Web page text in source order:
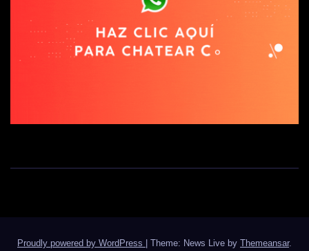
Proudly powered by WordPress Theme: News Live by Themeansar.